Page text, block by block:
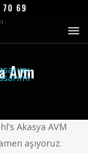
69
Avm
Akasya AVM
aşıyoruz.